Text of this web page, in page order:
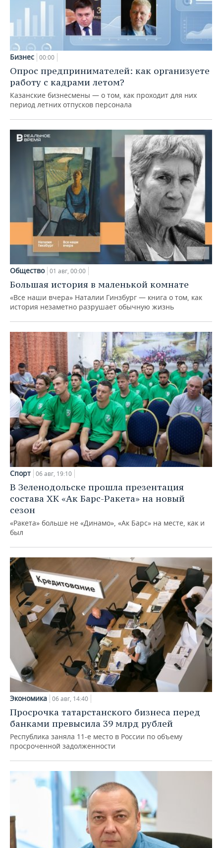
Бизнес 00:00
Опрос предпринимателей: как организуете
работу с кадрами летом?
Казанские бизнесмены — о том, как проходит для них
период летних отпусков персонала
Общество 01 авг, 00:00
Большая история в маленькой комнате
«Все наши вчера» Наталии Гинзбург — книга о том, как
история незаметно разрушает обычную жизнь
Спорт 06 авг, 19:10
В Зеленодольске прошла презентация
состава ХК «Ак Барс-Ракета» на новый
сезон
«Ракета» больше не «Динамо», «Ак Барс» на месте, как и
был
Экономика 06 авг, 14:40
Просрочка татарстанского бизнеса перед
банками превысила 39 млрд рублей
Республика заняла 11-е место в России по объему
просроченной задолженности